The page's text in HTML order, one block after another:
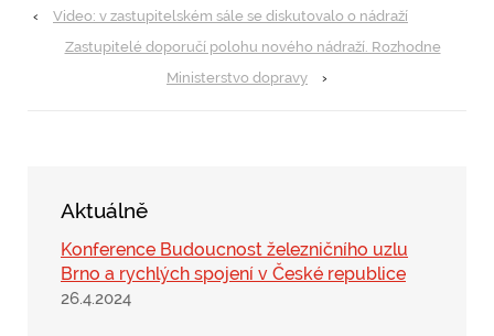
‹
Video: v zastupitelském sále se diskutovalo o nádraží
Zastupitelé doporučí polohu nového nádraží. Rozhodne
Ministerstvo dopravy
›
Aktuálně
Konference Budoucnost železničního uzlu
Brno a rychlých spojení v České republice
26.4.2024